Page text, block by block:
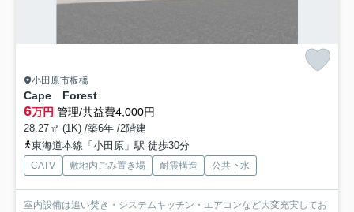
小田原市板橋
Cape Forest
6万円 管理/共益費4,000円
28.27㎡ (1K) /築6年 /2階建
東海道本線「小田原」駅 徒歩30分
CATV 敷地内ごみ置き場 耐震構造 公共下水
室内設備は追い焚き・システムキッチン・エアコンなど大変充実してお